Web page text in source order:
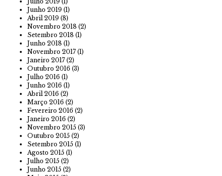
Junho 2019 (1)
Abril 2019 (8)
Novembro 2018 (2)
Setembro 2018 (1)
Junho 2018 (1)
Novembro 2017 (1)
Janeiro 2017 (2)
Outubro 2016 (3)
Julho 2016 (1)
Junho 2016 (1)
Abril 2016 (2)
Março 2016 (2)
Fevereiro 2016 (2)
Janeiro 2016 (2)
Novembro 2015 (3)
Outubro 2015 (2)
Setembro 2015 (1)
Agosto 2015 (1)
Julho 2015 (2)
Junho 2015 (2)